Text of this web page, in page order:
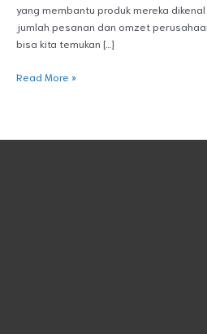
yang membantu produk mereka
jumlah pesanan dan omzet
bisa kita temukan […]
Read More »